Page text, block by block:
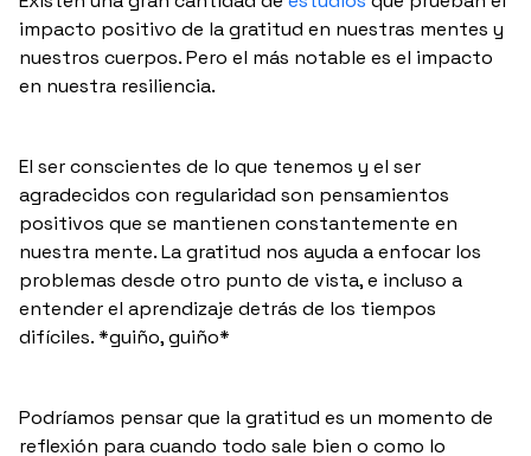
impacto positivo de la gratitud en nuestras mentes y
nuestros cuerpos. Pero el más notable es el impacto
en nuestra resiliencia.
El ser conscientes de lo que tenemos y el ser
agradecidos con regularidad son pensamientos
positivos que se mantienen constantemente en
nuestra mente. La gratitud nos ayuda a enfocar los
problemas desde otro punto de vista, e incluso a
entender el aprendizaje detrás de los tiempos
difíciles. *guiño, guiño*
Podríamos pensar que la gratitud es un momento de
reflexión para cuando todo sale bien o como lo